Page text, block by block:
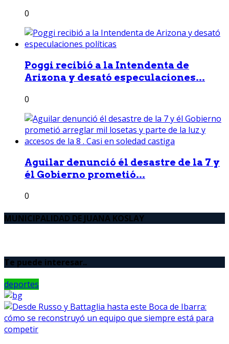
0
Poggi recibió a la Intendenta de
Arizona y desató especulaciones...
0
Aguilar denunció él desastre de la 7 y
él Gobierno prometió...
0
MUNICIPALIDAD DE JUANA KOSLAY
Te puede interesar..
deportes